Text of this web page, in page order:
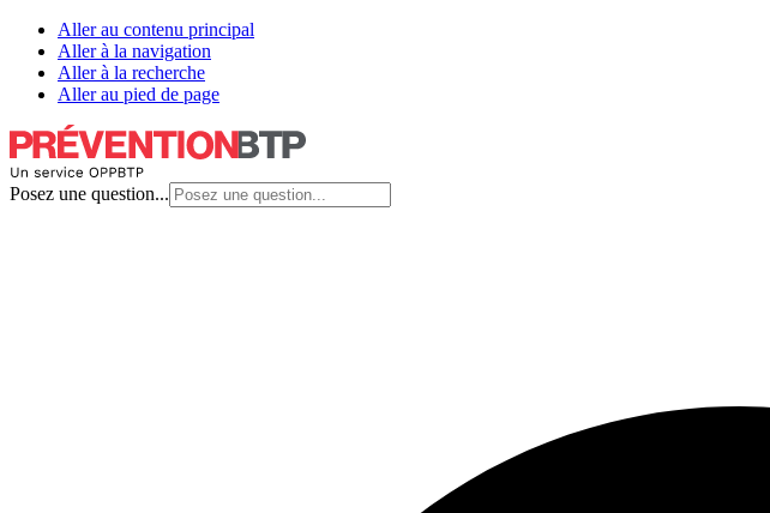
Aller au contenu principal
Aller à la navigation
Aller à la recherche
Aller au pied de page
Posez une question...